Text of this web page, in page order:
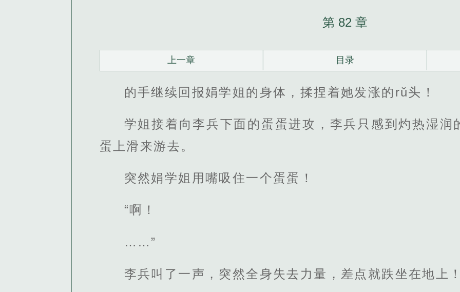
第 82 章
上一章 目录
的手继续回报娟学姐的身体，揉捏着她发涨的rǔ头！
学姐接着向李兵下面的蛋蛋进攻，李兵只感到灼热湿润
蛋上滑来游去。
突然娟学姐用嘴吸住一个蛋蛋！
“啊！
……”
李兵叫了一声，突然全身失去力量，差点就跌坐在地上